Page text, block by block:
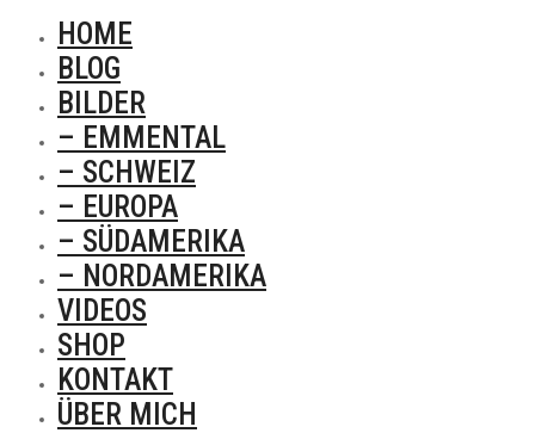
HOME
BLOG
BILDER
– EMMENTAL
– SCHWEIZ
– EUROPA
– SÜDAMERIKA
– NORDAMERIKA
VIDEOS
SHOP
KONTAKT
ÜBER MICH